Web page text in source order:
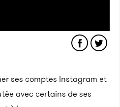
ses comptes Instagram et
avec certains de ses